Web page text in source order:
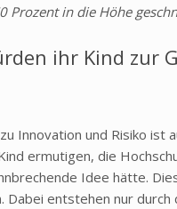
Prozent in die Höhe
ihr Kind zur
Innovation und Risiko ist
ermutigen, die
Idee hätte.
Dabei entstehen nur